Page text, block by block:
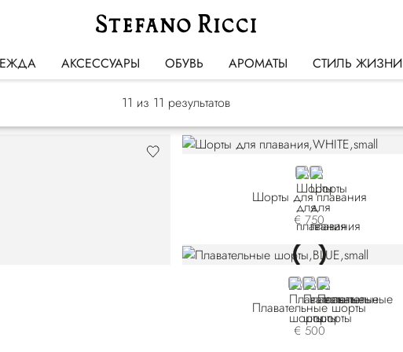
АКСЕССУАРЫ ОБУВЬ АРОМАТЫ СТИЛЬ ЖИЗНИ
Купальные костюмы
11 из 11 результатов
WHITEBLACK
Шорты для плавания
€ 750
BLUE
REDORANGE
Плавательные шорты
€ 500